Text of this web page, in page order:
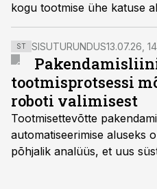
kogu tootmise ühe katuse
Martin Sutropi sõnul on
tellimuste ja lepingute
aasta tuleb selle aastaga
ST SISUTURUNDUS13.07.26,
tootmisprotsessi
roboti valimisest
Tootmisettevõtte
automatiseerimise aluseks
põhjalik analüüs, et uus